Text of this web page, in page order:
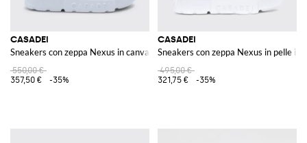
CASADEI
Sneakers con zeppa Nexus in canvas
550,00 €
357,50 €
-35%
CASADEI
Sneakers con zeppa Nexus in pelle
495,00 €
321,75 €
-35%